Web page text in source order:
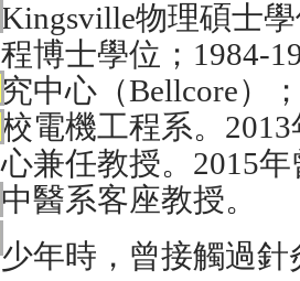
Kingsville物理碩士
程博士學位；1984-
究中心（Bellcore）
校電機工程系。
心兼任教授。2015
中醫系客座教授。
少年時，曾接觸過針